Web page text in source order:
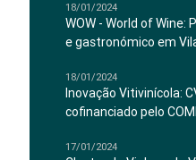
18/01/2024
WOW - World of
e gastronómico em
18/01/2024
Inovação Vitivinícola:
cofinanciado pelo
17/01/2024